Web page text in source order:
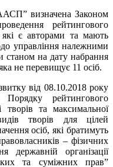
визначена Законом
рейтингового
які є авторами та мають
управління належними
станом на дату набрання
не перевищує 11 осіб.
від 08.10.2018 року
рейтингового
творів та максимальної
творів для цілей
осіб, які братимуть
– фізичних
державній організації
та суміжних прав”